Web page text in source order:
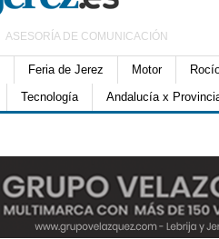
ASESORÍA DE COMUNICACIÓN
Feria de Jerez Motor
Tecnología Andalucía x